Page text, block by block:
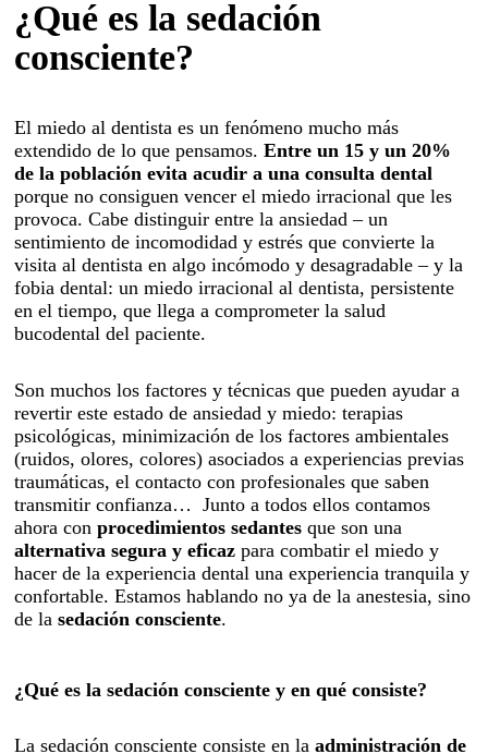
Blanqueamiento
Odontopediatría
Cirugía oral
Prótesis y estética
dental
Odontología
conservadora
Servicios
Sedación consciente
Atención domiciliaria
Sillón movilidad reducida
¿Qué es la sedación
consciente?
El miedo al dentista es un fenómeno mucho más
extendido de lo que pensamos.Entre un 15 y un 20%
de la población evita acudir a una consulta dental
porque no consiguen vencer el miedo irracional que les
provoca. Cabe distinguir entre la ansiedad – un
sentimiento de incomodidad y estrés que convierte la
visita al dentista en algo incómodo y desagradable – y la
fobia dental: un miedo irracional al dentista, persistente
en el tiempo, que llega a comprometer la salud
bucodental del paciente.
Son muchos los factores y técnicas que pueden ayudar a
revertir este estado de ansiedad y miedo: terapias
psicológicas, minimización de los factores ambientales
(ruidos, olores, colores) asociados a experiencias previas
traumáticas, el contacto con profesionales que saben
transmitir confianza… Junto a todos ellos contamos
ahora conprocedimientos sedantes que son una
alternativa segura y eficaz para combatir el miedo y
hacer de la experiencia dental una experiencia tranquila y
confortable. Estamos hablando no ya de la anestesia, sino
de lasedación consciente.
¿Qué es la sedación consciente y en qué consiste?
La sedación consciente consiste en laadministración de